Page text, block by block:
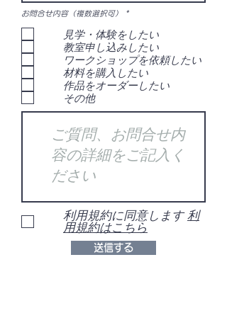
お問合せ内容（複数選択可） *必
目
見学・体験をしたい
教室申し込みしたい
ワークショップを依頼したい
材料を購入したい
作品をオーダーしたい
その他
利用規約に同意します 利
用規約はこちら
送信する